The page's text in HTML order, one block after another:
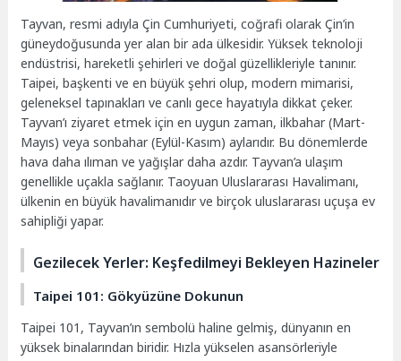
Tayvan, resmi adıyla Çin Cumhuriyeti, coğrafi olarak Çin’in
güneydoğusunda yer alan bir ada ülkesidir. Yüksek teknoloji
endüstrisi, hareketli şehirleri ve doğal güzellikleriyle tanınır.
Taipei, başkenti ve en büyük şehri olup, modern mimarisi,
geleneksel tapınakları ve canlı gece hayatıyla dikkat çeker.
Tayvan’ı ziyaret etmek için en uygun zaman, ilkbahar (Mart-
Mayıs) veya sonbahar (Eylül-Kasım) aylarıdır. Bu dönemlerde
hava daha ılıman ve yağışlar daha azdır. Tayvan’a ulaşım
genellikle uçakla sağlanır. Taoyuan Uluslararası Havalimanı,
ülkenin en büyük havalimanıdır ve birçok uluslararası uçuşa ev
sahipliği yapar.
Gezilecek Yerler: Keşfedilmeyi Bekleyen Hazineler
Taipei 101: Gökyüzüne Dokunun
Taipei 101, Tayvan’ın sembolü haline gelmiş, dünyanın en
yüksek binalarından biridir. Hızla yükselen asansörleriyle